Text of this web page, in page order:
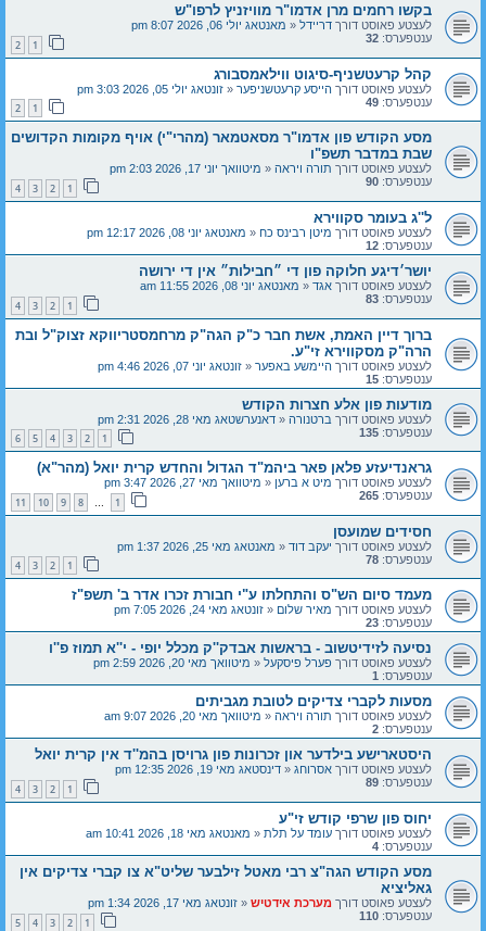
בקשו רחמים מרן אדמו"ר מוויזניץ לרפו"ש
לעצטע פאוסט דורך דריידל « מאנטאג יולי 06, 2026 8:07 pm
ענטפערס: 32
1
2
קהל קרעטשניף-סיגוט ווילאמסבורג
לעצטע פאוסט דורך הייסע קרעטשניפער « זונטאג יולי 05, 2026 3:03 pm
ענטפערס: 49
1
2
מסע הקודש פון אדמו"ר מסאטמאר (מהרי"י) אויף מקומות הקדושים
שבת במדבר תשפ"ו
לעצטע פאוסט דורך תורה ויראה « מיטוואך יוני 17, 2026 2:03 pm
ענטפערס: 90
1
2
3
4
ל''ג בעומר סקווירא
לעצטע פאוסט דורך מיטן רבינס כח « מאנטאג יוני 08, 2026 12:17 pm
ענטפערס: 12
יושר׳דיגע חלוקה פון די ״חבילות״ אין די ירושה
לעצטע פאוסט דורך אגד « מאנטאג יוני 08, 2026 11:55 am
ענטפערס: 83
1
2
3
4
ברוך דיין האמת, אשת חבר כ"ק הגה"ק מרחמסטריווקא זצוק"ל ובת
הרה"ק מסקווירא זי"ע.
לעצטע פאוסט דורך היימשע באפער « זונטאג יוני 07, 2026 4:46 pm
ענטפערס: 15
מודעות פון אלע חצרות הקודש
לעצטע פאוסט דורך ברטנורה « דאנערשטאג מאי 28, 2026 2:31 pm
ענטפערס: 135
1
2
3
4
5
6
גראנדיעזע פלאן פאר ביהמ"ד הגדול והחדש קרית יואל (מהר"א)
לעצטע פאוסט דורך מיט א ברען « מיטוואך מאי 27, 2026 3:47 pm
ענטפערס: 265
1
…
8
9
10
11
חסידים שמועסן
לעצטע פאוסט דורך יעקב דוד « מאנטאג מאי 25, 2026 1:37 pm
ענטפערס: 78
1
2
3
4
מעמד סיום הש"ס והתחלתו ע"י חבורת זכרו אדר ב' תשפ"ז
לעצטע פאוסט דורך מאיר שלום « זונטאג מאי 24, 2026 7:05 pm
ענטפערס: 23
נסיעה לזידיטשוב - בראשות אבדק''ק מכלל יופי - י''א תמוז פ''ו
לעצטע פאוסט דורך פערל פיסקעל « מיטוואך מאי 20, 2026 2:59 pm
ענטפערס: 1
מסעות לקברי צדיקים לטובת מגביתים
לעצטע פאוסט דורך תורה ויראה « מיטוואך מאי 20, 2026 9:07 am
ענטפערס: 2
היסטארישע בילדער און זכרונות פון גרויסן בהמ''ד אין קרית יואל
לעצטע פאוסט דורך אסרוחג « דינסטאג מאי 19, 2026 12:35 pm
ענטפערס: 89
1
2
3
4
יחוס פון שרפי קודש זי"ע
לעצטע פאוסט דורך עומד על תלת « מאנטאג מאי 18, 2026 10:41 am
ענטפערס: 4
מסע הקודש הגה"צ רבי מאטל זילבער שליט"א צו קברי צדיקים אין
גאליציא
לעצטע פאוסט דורך מערכת אידטיש « זונטאג מאי 17, 2026 1:34 pm
ענטפערס: 110
1
2
3
4
5